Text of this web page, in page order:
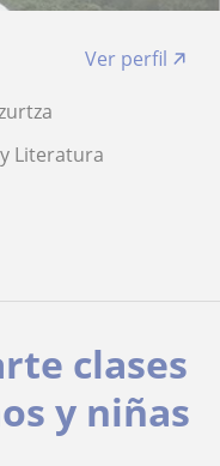
Ver perfil
Literatura
clases
y niñas